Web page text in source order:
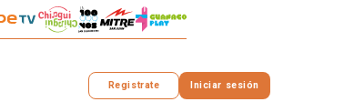
Registrate Iniciar sesión